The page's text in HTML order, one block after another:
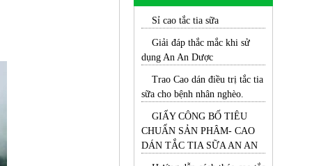
Sỉ cao tắc tia sữa
Giải đáp thắc mắc khi sử
dụng An An Dược
Trao Cao dán điều trị tắc tia
sữa cho bệnh nhân nghèo.
GIẤY CÔNG BỐ TIÊU
CHUẨN SẢN PHÂM- CAO
DÁN TẮC TIA SỮA AN AN